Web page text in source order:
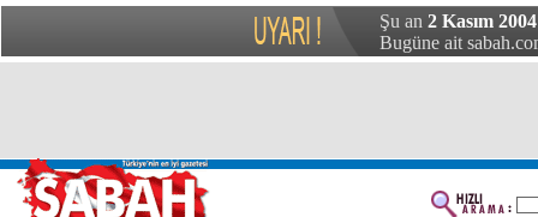
Şu an 2 Kasım
Bugüne ait